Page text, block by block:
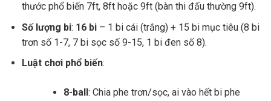
thước phổ biến 7ft, 8ft hoặc 9ft (bàn thi đấu thường 9ft).
Số lượng bi: 16 bi– 1 bi cái (trắng) + 15 bi mục tiêu (8 bi
trơn số 1-7, 7 bi sọc số 9-15, 1 bi đen số 8).
Luật chơi phổ biến:
8-ball : Chia phe trơn/sọc, ai vào hết bi phe